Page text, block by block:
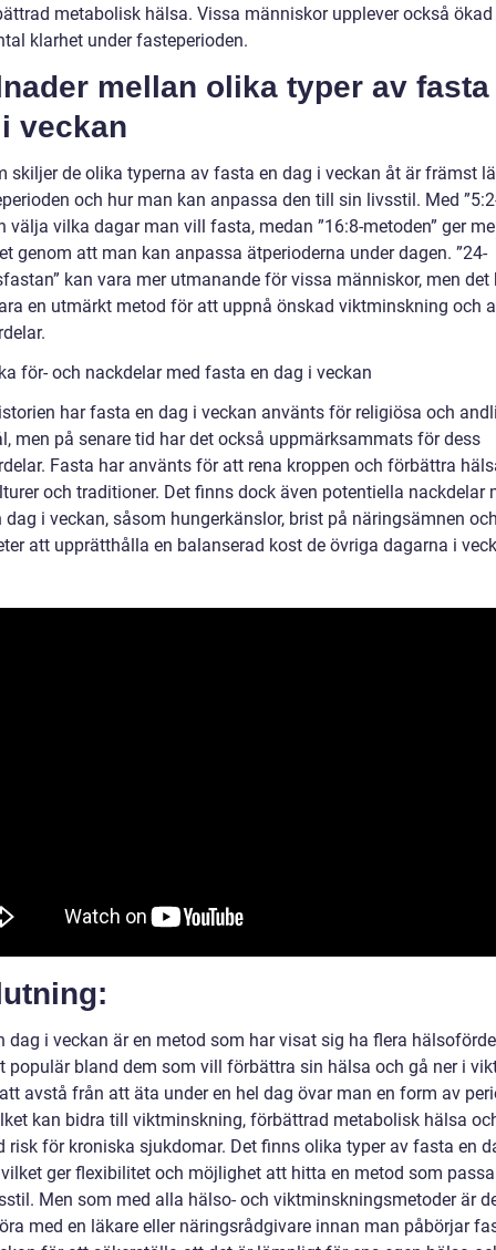
metabolisk hälsa. Vissa människor upplever också ökad
klarhet under fasteperioden.
mellan olika typer av fasta
veckan
skiljer de olika typerna av fasta en dag i veckan åt är främst
och hur man kan anpassa den till sin livsstil. Med
välja vilka dagar man vill fasta, medan ”16:8-metoden” ger
genom att man kan anpassa ätperioderna under dagen. ”24-
kan vara mer utmanande för vissa människor, men det
en utmärkt metod för att uppnå önskad viktminskning och
för- och nackdelar med fasta en dag i veckan
har fasta en dag i veckan använts för religiösa och
men på senare tid har det också uppmärksammats för dess
Fasta har använts för att rena kroppen och förbättra
och traditioner. Det finns dock även potentiella nackdelar
dag i veckan, såsom hungerkänslor, brist på näringsämnen
att upprätthålla en balanserad kost de övriga dagarna i
dag i veckan är en metod som har visat sig ha flera
populär bland dem som vill förbättra sin hälsa och gå ner i
avstå från att äta under en hel dag övar man en form av
kan bidra till viktminskning, förbättrad metabolisk hälsa
risk för kroniska sjukdomar. Det finns olika typer av fasta en
ger flexibilitet och möjlighet att hitta en metod som
Men som med alla hälso- och viktminskningsmetoder är
med en läkare eller näringsrådgivare innan man påbörjar